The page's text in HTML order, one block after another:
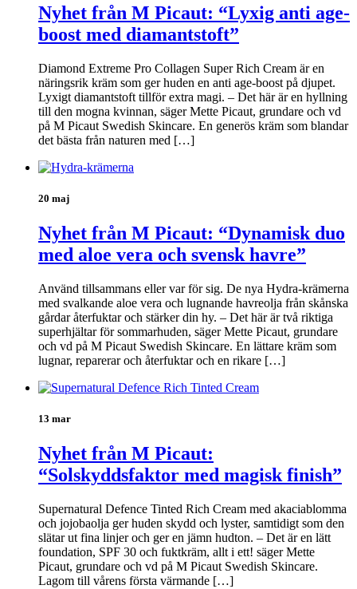
Nyhet från M Picaut: “Lyxig anti age-
boost med diamantstoft”
Diamond Extreme Pro Collagen Super Rich Cream är en
näringsrik kräm som ger huden en anti age-boost på djupet.
Lyxigt diamantstoft tillför extra magi. – Det här är en hyllning
till den mogna kvinnan, säger Mette Picaut, grundare och vd
på M Picaut Swedish Skincare. En generös kräm som blandar
det bästa från naturen med […]
20 maj
Nyhet från M Picaut: “Dynamisk duo
med aloe vera och svensk havre”
Använd tillsammans eller var för sig. De nya Hydra-krämerna
med svalkande aloe vera och lugnande havreolja från skånska
gårdar återfuktar och stärker din hy. – Det här är två riktiga
superhjältar för sommarhuden, säger Mette Picaut, grundare
och vd på M Picaut Swedish Skincare. En lättare kräm som
lugnar, reparerar och återfuktar och en rikare […]
13 mar
Nyhet från M Picaut:
“Solskyddsfaktor med magisk finish”
Supernatural Defence Tinted Rich Cream med akaciablomma
och jojobaolja ger huden skydd och lyster, samtidigt som den
slätar ut fina linjer och ger en jämn hudton. – Det är en lätt
foundation, SPF 30 och fuktkräm, allt i ett! säger Mette
Picaut, grundare och vd på M Picaut Swedish Skincare.
Lagom till vårens första värmande […]